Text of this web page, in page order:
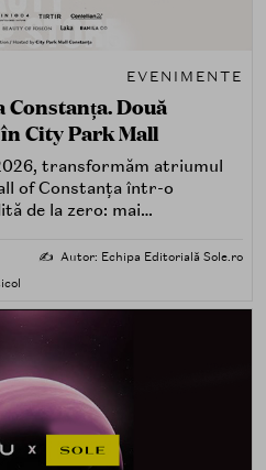
EVENIMENTE
Constanța. Două
City Park Mall
transformăm atriumul
of Constanța într-o
de la zero: mai
produse — testând,
✍️ Autor: Echipa Editorială Sole.ro